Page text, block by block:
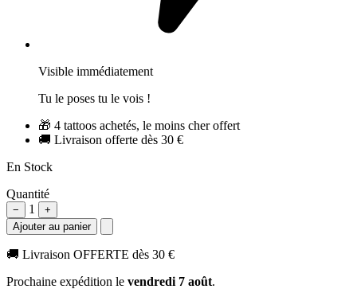
Visible immédiatement
Tu le poses tu le vois !
🎁 4 tattoos achetés, le moins cher offert
🚚 Livraison offerte dès 30 €
En Stock
Quantité
− 1
+
Ajouter au panier
🚚 Livraison OFFERTE dès 30 €
Prochaine expédition le vendredi 7 août.